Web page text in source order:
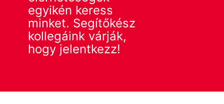
egyikén keress
minket. Segítőkész
kollegáink várják,
hogy jelentkezz!